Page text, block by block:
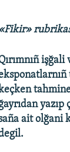
«Fikir»
ait olğani